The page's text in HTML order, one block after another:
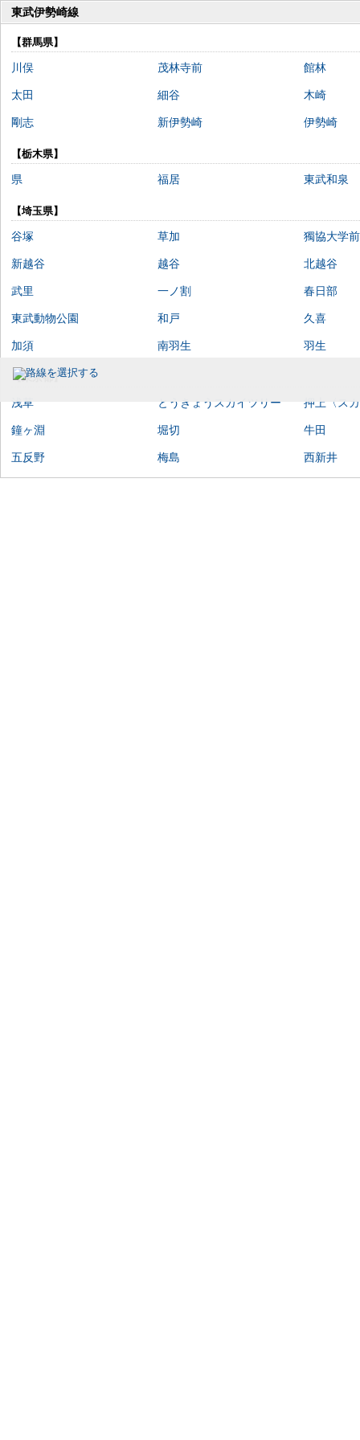
東武伊勢崎線
【群馬県】
川俣 茂林寺前 館林
太田 細谷 木崎
剛志 新伊勢崎 伊勢崎
【栃木県】
県 福居 東武和泉
【埼玉県】
谷塚 草加 獨協大学
新越谷 越谷 北越谷
武里 一ノ割 春日部
東武動物公園 和戸 久喜
加須 南羽生 羽生
【東京都】
浅草 とうきょうスカイツリー 押上〈ス
鐘ヶ淵 堀切 牛田
五反野 梅島 西新井